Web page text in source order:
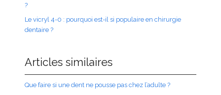
?
Le vicryl 4-0 : pourquoi est-il si populaire en chirurgie
dentaire ?
Articles similaires
Que faire si une dent ne pousse pas chez l’adulte ?